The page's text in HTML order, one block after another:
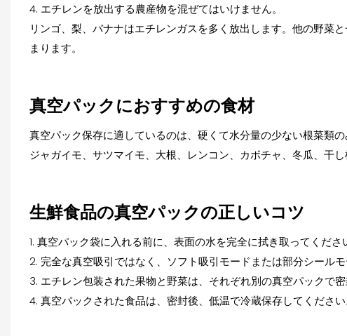
4. エチレンを放出する農産物を混ぜてはいけません。
リンゴ、梨、バナナはエチレンガスを多く放出します。他の野菜
まります。
真空パックにおすすめの食材
真空パック保存に適しているのは、硬くて水分量の少ない根菜類の
ジャガイモ、サツマイモ、大根、レンコン、カボチャ、冬瓜、干し
生鮮食品の真空パックの正しいコツ
1. 真空パック袋に入れる前に、表面の水を完全に拭き取ってくださ
2. 完全な真空吸引ではなく、ソフト吸引モードまたは部分シールモ
3. エチレン包装された果物と野菜は、それぞれ別の真空パックで密
4. 真空パックされた食品は、密封後、低温で冷蔵保存してください